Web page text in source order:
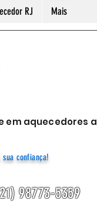
RJ Mais
em aquecedores a
confiança!
98773-5359